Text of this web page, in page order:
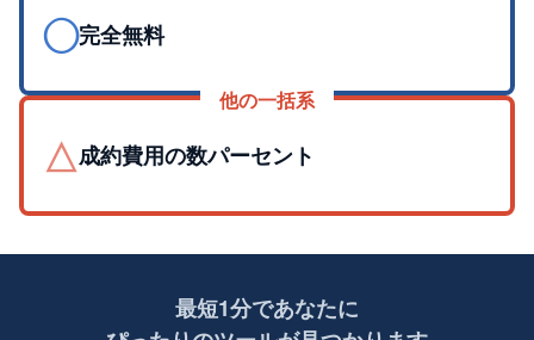
◯完全無料
他の一括系
△成約費用の数パーセント
最短1分であなたに